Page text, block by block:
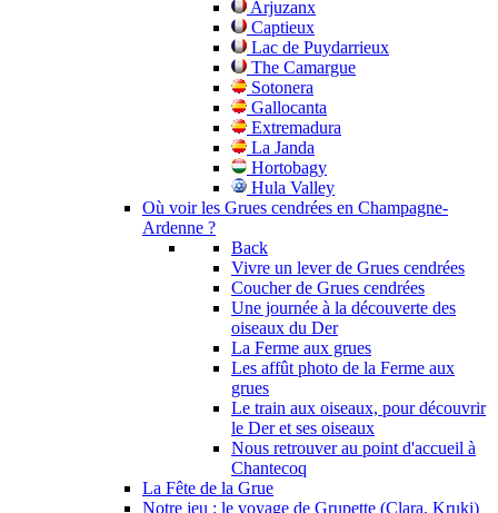
Arjuzanx
Captieux
Lac de Puydarrieux
The Camargue
Sotonera
Gallocanta
Extremadura
La Janda
Hortobagy
Hula Valley
Où voir les Grues cendrées en Champagne-
Ardenne ?
Back
Vivre un lever de Grues cendrées
Coucher de Grues cendrées
Une journée à la découverte des
oiseaux du Der
La Ferme aux grues
Les affût photo de la Ferme aux
grues
Le train aux oiseaux, pour découvrir
le Der et ses oiseaux
Nous retrouver au point d'accueil à
Chantecoq
La Fête de la Grue
Notre jeu : le voyage de Grupette (Clara, Kruki)